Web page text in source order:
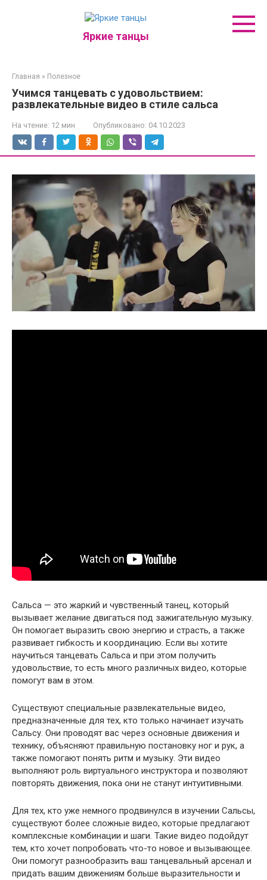
Яркие танцы
Главная » Полезное
Учимся танцевать с удовольствием:
развлекательные видео в стиле сальса
На чтение: 12 мин Опубликовано: 04.10.2023
Сальса — это жаркий и чувственный танец, который
вызывает желание двигаться под зажигательную музыку.
Он помогает выразить свою энергию и страсть, а также
развивает гибкость и координацию. Если вы хотите
научиться танцевать Сальса и при этом получить
удовольствие, то есть много различных видео, которые
помогут вам в этом.
Существуют специальные развлекательные видео,
предназначенные для тех, кто только начинает изучать
Сальсу. Они проводят вас через основные движения и
технику, объясняют правильную постановку ног и рук, а
также помогают понять ритм и музыку. Эти видео
выполняют роль виртуального инструктора и позволяют
повторять движения, пока они не станут интуитивными.
Для тех, кто уже немного продвинулся в изучении Сальсы,
существуют более сложные видео, которые предлагают
комплексные комбинации и шаги. Такие видео подойдут
тем, кто хочет попробовать что-то новое и вызывающее.
Они помогут разнообразить ваш танцевальный арсенал и
придать вашим движениям больше выразительности и